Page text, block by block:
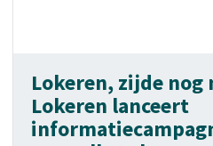
Lokeren, zijde nog
Lokeren lanceert